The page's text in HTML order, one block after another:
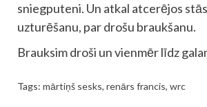
sniegputeni. Un atkal atcerējos
uzturēšanu, par drošu braukšanu.
Brauksim droši un vienmēr līdz
Tags: mārtiņš sesks, renārs francis, wrc